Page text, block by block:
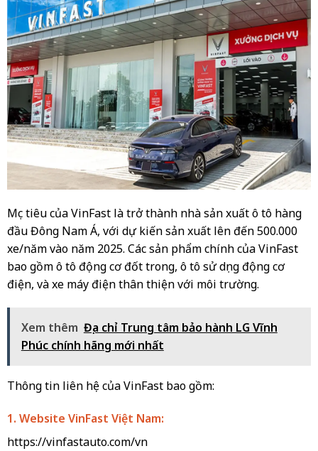
Mục tiêu của VinFast là trở thành nhà sản xuất ô tô hàng
đầu Đông Nam Á, với dự kiến sản xuất lên đến 500.000
xe/năm vào năm 2025. Các sản phẩm chính của VinFast
bao gồm ô tô động cơ đốt trong, ô tô sử dụng động cơ
điện, và xe máy điện thân thiện với môi trường.
Xem thêm Địa chỉ Trung tâm bảo hành LG Vĩnh
Phúc chính hãng mới nhất
Thông tin liên hệ của VinFast bao gồm:
1. Website VinFast Việt Nam:
https://vinfastauto.com/vn